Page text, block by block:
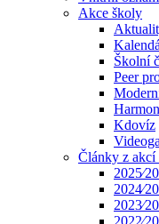
Akce školy
Školní
Peer
Kdovíz
Články z akcí